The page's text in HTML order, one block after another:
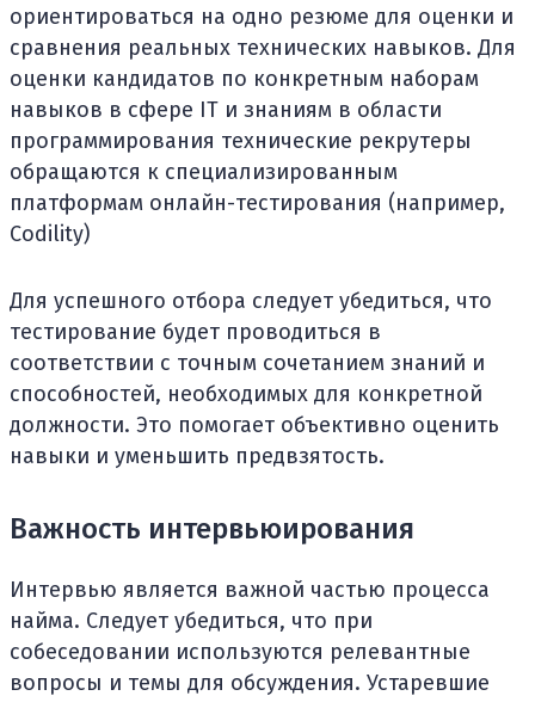
ориентироваться на одно резюме для оценки и
сравнения реальных технических навыков. Для
оценки кандидатов по конкретным наборам
навыков в сфере IT и знаниям в области
программирования технические рекрутеры
обращаются к специализированным
платформам онлайн-тестирования (например,
Codility)
Для успешного отбора следует убедиться, что
тестирование будет проводиться в
соответствии с точным сочетанием знаний и
способностей, необходимых для конкретной
должности. Это помогает объективно оценить
навыки и уменьшить предвзятость.
Важность интервьюирования
Интервью является важной частью процесса
найма. Следует убедиться, что при
собеседовании используются релевантные
вопросы и темы для обсуждения. Устаревшие